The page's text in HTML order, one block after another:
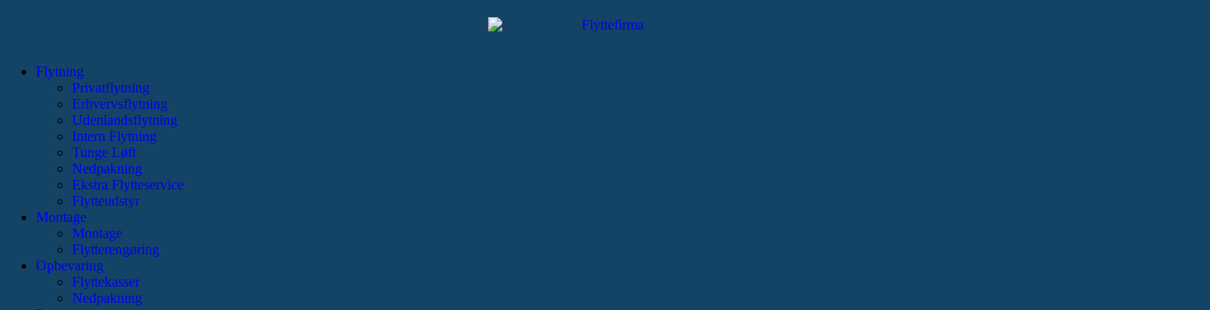
Flytning
Privatflytning
Erhvervsflytning
Udenlandsflytning
Intern Flytning
Tunge Løft
Nedpakning
Ekstra Flytteservice
Flytteudstyr
Montage
Montage
Flytterengøring
Opbevaring
Flyttekasser
Nedpakning